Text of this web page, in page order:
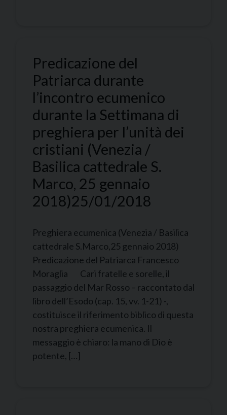
Predicazione del
Patriarca durante
l’incontro ecumenico
durante la Settimana di
preghiera per l’unità dei
cristiani (Venezia /
Basilica cattedrale S.
Marco, 25 gennaio
2018)25/01/2018
Preghiera ecumenica (Venezia / Basilica
cattedrale S.Marco,25 gennaio 2018)
Predicazione del Patriarca Francesco
Moraglia Cari fratelle e sorelle, il
passaggio del Mar Rosso – raccontato dal
libro dell’Esodo (cap. 15, vv. 1-21) -,
costituisce il riferimento biblico di questa
nostra preghiera ecumenica. Il
messaggio è chiaro: la mano di Dio è
potente, […]